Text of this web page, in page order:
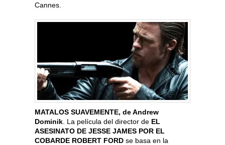
Cannes.
MATALOS SUAVEMENTE, de Andrew
Dominik . La película del director de EL
ASESINATO DE JESSE JAMES POR EL
COBARDE ROBERT FORD se basa en la